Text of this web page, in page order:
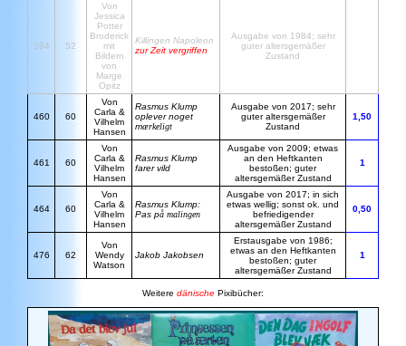
394 52
Von
Jessica
Potter
Broderick
mit
Bildern
von
Marge
Opitz
Killingen Napoleon
zur Zeit vergriffen
Ausgabe von 1984; sehr
guter altersgemäßer
Zustand
460 60
Von
Carla &
Vilhelm
Hansen
Rasmus Klump
oplever noget
mærkeligt
Ausgabe von 2017; sehr
guter altersgemäßer
Zustand
1,50
461 60
Von
Carla &
Vilhelm
Hansen
Rasmus Klump
farer vild
Ausgabe von 2009; etwas
an den Heftkanten
bestoßen; guter
altersgemäßer Zustand
1
464 60
Von
Carla &
Vilhelm
Hansen
Rasmus Klump:
Pas på malingen
Ausgabe von 2017; in sich
etwas wellig; sonst ok. und
befriedigender
altersgemäßer Zustand
0,50
476 62
Von
Wendy
Watson
Jakob Jakobsen
Erstausgabe von 1986;
etwas an den Heftkanten
bestoßen; guter
altersgemäßer Zustand
1
Weitere dänische Pixibücher: